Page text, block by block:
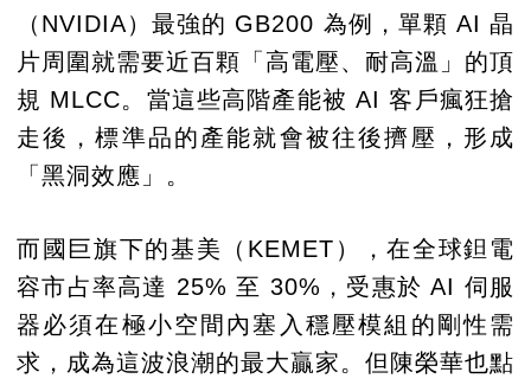
（NVIDIA）最強的 GB200 為例，單顆 AI 晶
片周圍就需要近百顆「高電壓、耐高溫」的頂
規 MLCC。當這些高階產能被 AI 客戶瘋狂搶
走後，標準品的產能就會被往後擠壓，形成
「黑洞效應」。
而國巨旗下的基美（KEMET），在全球鉭電
容市占率高達 25% 至 30%，受惠於 AI 伺服
器必須在極小空間內塞入穩壓模組的剛性需
求，成為這波浪潮的最大贏家。但陳榮華也點